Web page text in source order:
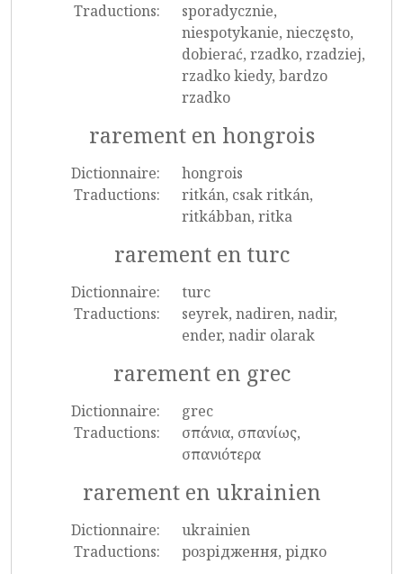
Traductions:
sporadycznie,
niespotykanie, nieczęsto,
dobierać, rzadko, rzadziej,
rzadko kiedy, bardzo
rzadko
rarement en hongrois
Dictionnaire:
hongrois
Traductions:
ritkán, csak ritkán,
ritkábban, ritka
rarement en turc
Dictionnaire:
turc
Traductions:
seyrek, nadiren, nadir,
ender, nadir olarak
rarement en grec
Dictionnaire:
grec
Traductions:
σπάνια, σπανίως,
σπανιότερα
rarement en ukrainien
Dictionnaire:
ukrainien
Traductions:
розрідження, рідко